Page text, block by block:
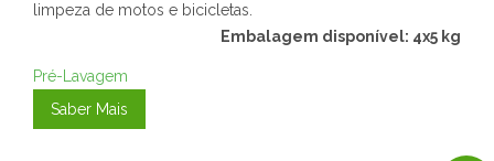
limpeza de motos e bicicletas.
Embalagem disponível: 4x5 kg
Pré-Lavagem
Saber Mais